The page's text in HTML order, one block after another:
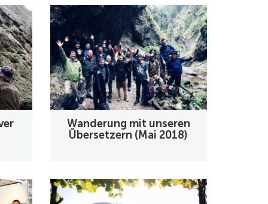
Wanderung mit unseren
Übersetzern (Mai 2018)